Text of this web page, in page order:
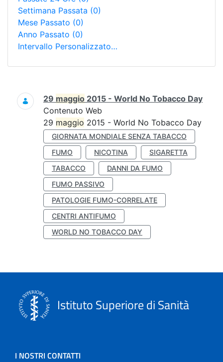
Settimana Passata (0)
Mese Passato (0)
Anno Passato (0)
Intervallo Personalizzato…
Ricerca
29 maggio 2015 - World No Tobacco Day
Contenuto Web
29 maggio 2015 - World No Tobacco Day
GIORNATA MONDIALE SENZA TABACCO
FUMO
NICOTINA
SIGARETTA
TABACCO
DANNI DA FUMO
FUMO PASSIVO
PATOLOGIE FUMO-CORRELATE
CENTRI ANTIFUMO
WORLD NO TOBACCO DAY
Istituto Superiore di Sanità
I NOSTRI CONTATTI